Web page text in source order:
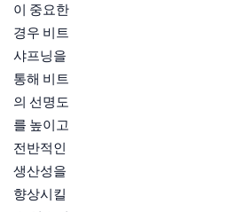
이 중요한
경우 비트
샤프닝을
통해 비트
의 선명도
를 높이고
전반적인
생산성을
향상시킬